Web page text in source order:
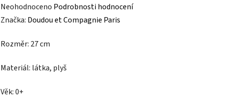
Průměrné
hodnocení
je
z
Neohodnoceno Podrobnosti hodnocení
Značka: Doudou et Compagnie Paris
Rozměr: 27 cm
Materiál: látka, plyš
Věk: 0+